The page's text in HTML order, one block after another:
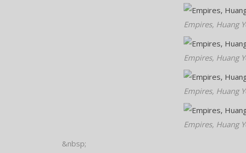
Empires, Huang
Empires, Huang
Empires, Huang
Empires, Huang
&nbsp;